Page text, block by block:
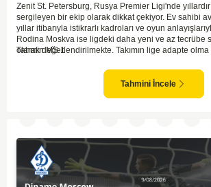
Zenit St. Petersburg, Rusya Premier Ligi'nde
sergileyen bir ekip olarak dikkat çekiyor. Ev sahibi
yıllar itibarıyla istikrarlı kadroları ve oyun
Rodina Moskva ise ligdeki daha yeni ve az tecrübe
olarak değerlendirilmekte. Takımın lige adapte
Zenit'in ev sahibi avantajı ve daha tecrübeli kadrosu
alındığında, maçın genel seyri Zenit'in kontrolünde
birlikte, Zenit'in net bir galibiyete ulaşması olası
Tahmin MS 1
Tahmini İncele